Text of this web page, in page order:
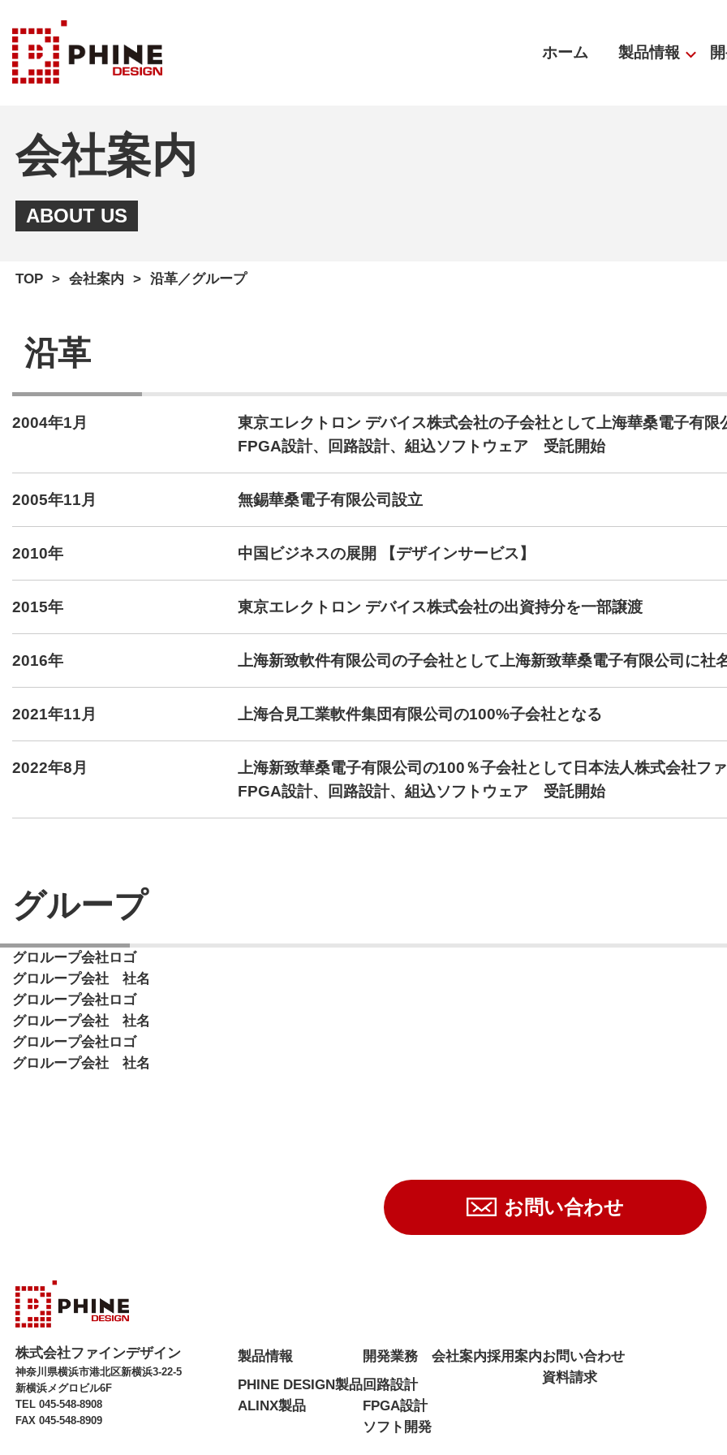
ホーム 製品情報
会社案内
ABOUT US
TOP 会社案内 沿革／グループ
沿革
2004年1月
東京エレクトロン デバイス株式会社の子会社として上海華桑電子有限
FPGA設計、回路設計、組込ソフトウェア 受託開始
2005年11月 無錫華桑電子有限公司設立
2010年 中国ビジネスの展開 【デザインサービス】
2015年 東京エレクトロン デバイス株式会社の出資持分を一部譲渡
2016年 上海新致軟件有限公司の子会社として上海新致華桑電子有限公司に社
2021年11月 上海合見工業軟件集団有限公司の100%子会社となる
2022年8月
上海新致華桑電子有限公司の100％子会社として日本法人株式会社フ
FPGA設計、回路設計、組込ソフトウェア 受託開始
グループ
グロループ会社ロゴ
グロループ会社 社名
グロループ会社ロゴ
グロループ会社 社名
グロループ会社ロゴ
グロループ会社 社名
お問い合わせ
株式会社ファインデザイン
神奈川県横浜市港北区新横浜3-22-5
新横浜メグロビル6F
TEL 045-548-8908
FAX 045-548-8909
製品情報
PHINE DESIGN製品
ALINX製品
開発業務
回路設計
FPGA設計
ソフト開発
会社案内採用案内お問い合わせ
資料請求